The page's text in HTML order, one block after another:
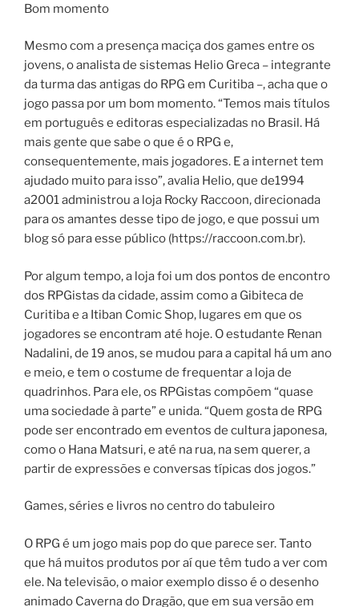
Bom momento
Mesmo com a presença maciça dos games entre os
jovens, o analista de sistemas Helio Greca – integrante
da turma das antigas do RPG em Curitiba –, acha que o
jogo passa por um bom momento. “Temos mais títulos
em português e editoras especializadas no Brasil. Há
mais gente que sabe o que é o RPG e,
consequentemente, mais jogadores. E a internet tem
ajudado muito para isso”, avalia Helio, que de1994
a2001 administrou a loja Rocky Raccoon, direcionada
para os amantes desse tipo de jogo, e que possui um
blog só para esse público (https://raccoon.com.br).
Por algum tempo, a loja foi um dos pontos de encontro
dos RPGistas da cidade, assim como a Gibiteca de
Curitiba e a Itiban Comic Shop, lugares em que os
jogadores se encontram até hoje. O estudante Renan
Nadalini, de 19 anos, se mudou para a capital há um ano
e meio, e tem o costume de frequentar a loja de
quadrinhos. Para ele, os RPGistas compõem “quase
uma sociedade à parte” e unida. “Quem gosta de RPG
pode ser encontrado em eventos de cultura japonesa,
como o Hana Matsuri, e até na rua, na sem querer, a
partir de expressões e conversas típicas dos jogos.”
Games, séries e livros no centro do tabuleiro
O RPG é um jogo mais pop do que parece ser. Tanto
que há muitos produtos por aí que têm tudo a ver com
ele. Na televisão, o maior exemplo disso é o desenho
animado Caverna do Dragão, que em sua versão em